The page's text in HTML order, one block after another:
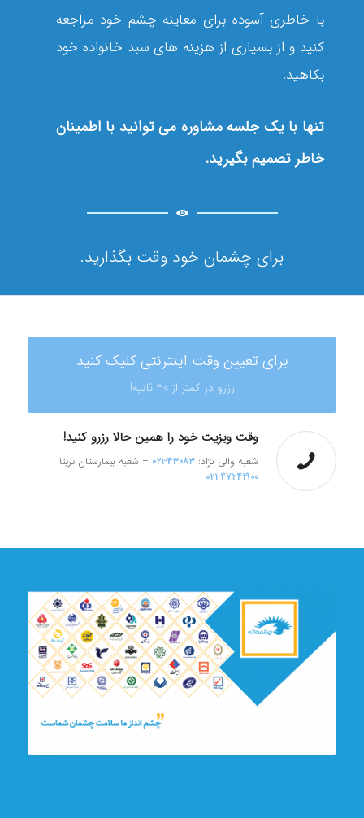
با خاطری آسوده برای معاینه چشم خود مراجعه
کنید و از بسیاری از هزینه های سبد خانواده خود
بکاهید.
تنها با یک جلسه مشاوره می توانید با اطمینان
خاطر تصمیم بگیرید.
برای چشمان خود وقت بگذارید.
برای تعیین وقت اینترنتی کلیک کنید
رزرو در کمتر از 30 ثانیه!
وقت ویزیت خود را همین حالا رزرو کنید!
شعبه والی نژاد: ۴۳۰۸۳-۰۲۱
– شعبه بیمارستان تریتا:
۴۷۲۴۱۹۰۰-۰۲۱